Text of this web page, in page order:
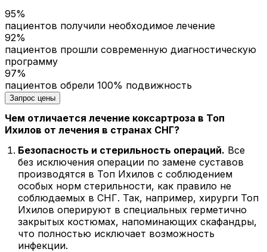
95%
пациентов получили необходимое лечение
92%
пациентов прошли современную диагностическую
программу
97%
пациентов обрели 100% подвижность
Запрос цены
Чем отличается лечение коксартроза в Топ
Ихилов от лечения в странах СНГ?
Безопасность и стерильность операций. Все
без исключения операции по замене суставов
производятся в Топ Ихилов с соблюдением
особых норм стерильности, как правило не
соблюдаемых в СНГ. Так, например, хирурги Топ
Ихилов оперируют в специальных герметично
закрытых костюмах, напоминающих скафандры,
что полностью исключает возможность
инфекции.